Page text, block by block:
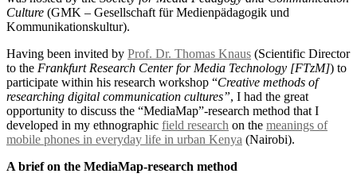
Culture (GMK – Gesellschaft für Medienpädagogik und
Kommunikationskultur).
Having been invited by Prof. Dr. Thomas Knaus (Scientific Director
to the Frankfurt Research Center for Media Technology [FTzM]) to
participate within his research workshop “Creative methods of
researching digital communication cultures”, I had the great
opportunity to discuss the “MediaMap”-research method that I
developed in my ethnographic field research on the meanings of
mobile phones in everyday life in urban Kenya (Nairobi).
A brief on the MediaMap-research method